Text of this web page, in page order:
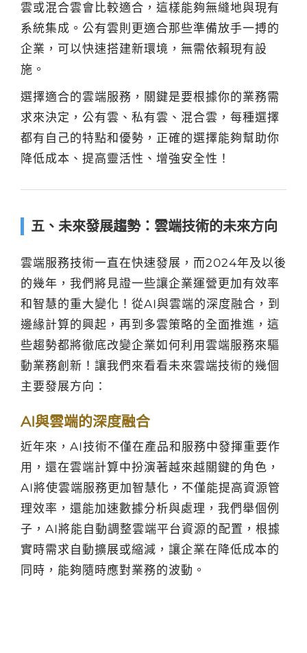
雲或混合雲會比較適合，這樣能夠無縫地與現有
系統集成。公有雲則更適合那些準備放手一搏的
企業，可以快速搭建新環境，無需依賴現有設
施。
選擇適合的雲端服務，關鍵是要根據你的業務需
求來決定，公有雲、私有雲、混合雲，每種選擇
都有自己的特點和優勢，正確的選擇能夠幫助你
降低成本、提高靈活性、增強安全性！
五、未來發展趨勢：雲端技術的未來方向
雲端服務技術一直在快速發展，而2024年及以後
的幾年，我們將見證一些讓企業運營更加有效率
和智慧的重大變化！從AI與雲端的深度融合，到
邊緣計算的興起，再到多雲策略的全面推進，這
些趨勢都將徹底改變企業如何利用雲端服務來驅
動業務創新！讓我們來看看未來雲端技術的幾個
主要發展方向：
AI與雲端的深度融合
近年來，AI技術不僅在產品和服務中發揮重要作
用，還在雲端計算中扮演著越來越關鍵的角色，
AI將使雲端服務更加智慧化，不僅能提高資源管
理效率，還能加速數據分析與處理，我們舉個例
子，AI將能自動調整雲端平台資源的配置，根據
實時需求自動擴展或縮減，讓企業在降低成本的
同時，能夠隨時應對業務的波動。